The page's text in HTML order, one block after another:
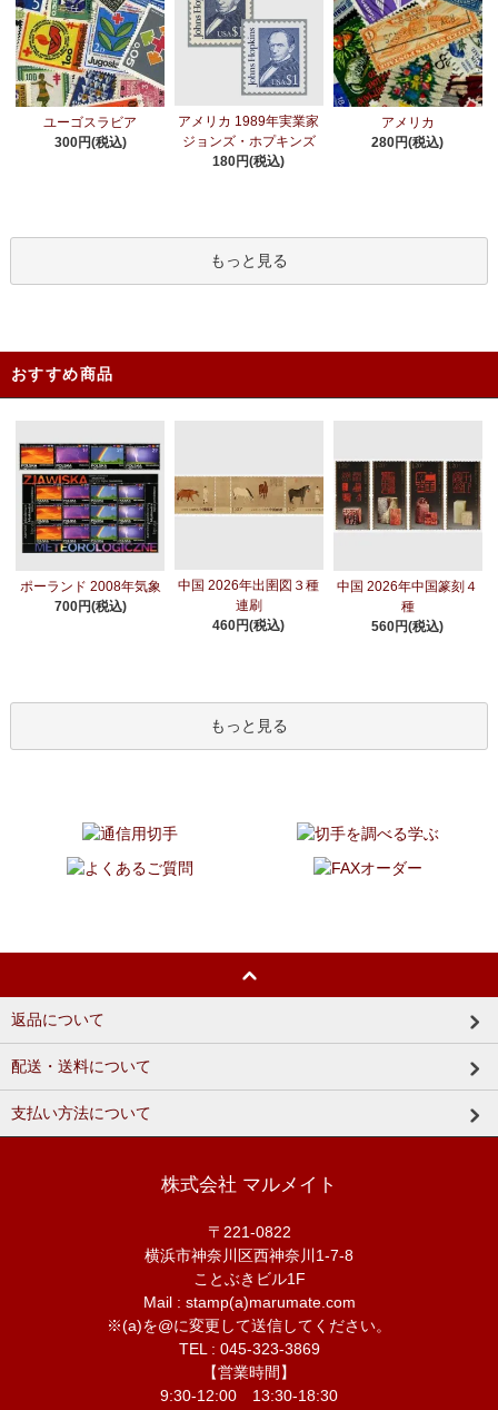
ユーゴスラビア
300円(税込)
アメリカ 1989年実業家
ジョンズ・ホプキンズ
180円(税込)
アメリカ
280円(税込)
もっと見る
おすすめ商品
ポーランド 2008年気象
700円(税込)
中国 2026年出圉図３種
連刷
460円(税込)
中国 2026年中国篆刻４
種
560円(税込)
もっと見る
返品について
配送・送料について
支払い方法について
株式会社 マルメイト
〒221-0822
横浜市神奈川区西神奈川1-7-8
ことぶきビル1F
Mail : stamp(a)marumate.com
※(a)を@に変更して送信してください。
TEL : 045-323-3869
【営業時間】
9:30-12:00 13:30-18:30